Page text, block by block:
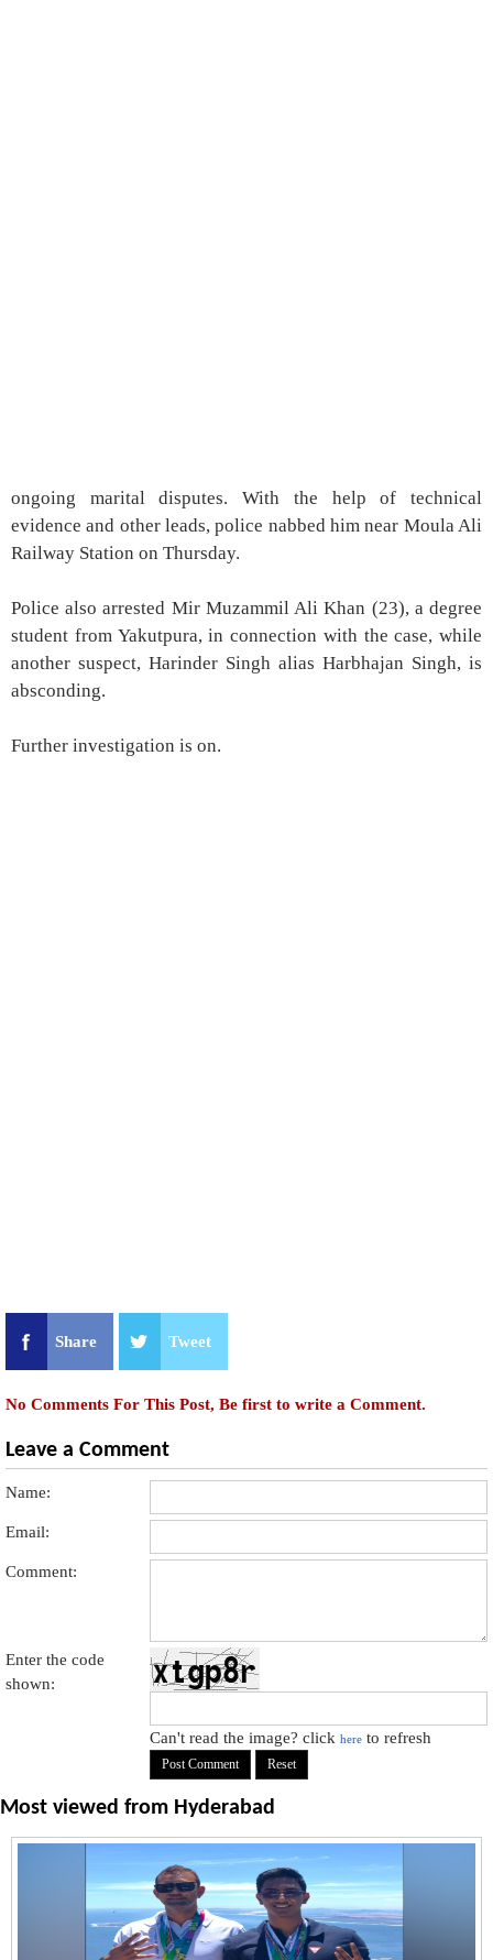
ongoing marital disputes. With the help of technical
evidence and other leads, police nabbed him near Moula Ali
Railway Station on Thursday.
Police also arrested Mir Muzammil Ali Khan (23), a degree
student from Yakutpura, in connection with the case, while
another suspect, Harinder Singh alias Harbhajan Singh, is
absconding.
Further investigation is on.
Share Tweet
No Comments For This Post, Be first to write a Comment.
Leave a Comment
Name:
Email:
Comment:
Enter the code
shown:
Can't read the image? clickhere to refresh
Most viewed from Hyderabad